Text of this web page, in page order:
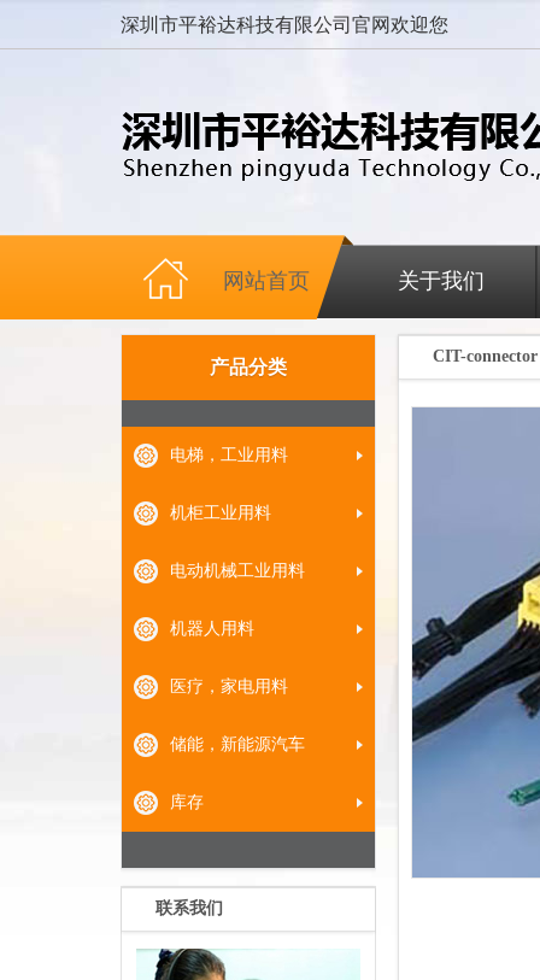
深圳市平裕达科技有限公司官网欢迎您
网站首页 关于我们
产品分类
电梯，工业用料
机柜工业用料
电动机械工业用料
机器人用料
医疗，家电用料
储能，新能源汽车
库存
联系我们
CIT-connector